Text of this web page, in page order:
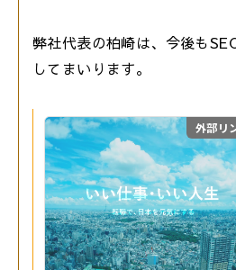
弊社代表の柏崎は、今後も
してまいります。
外部リ